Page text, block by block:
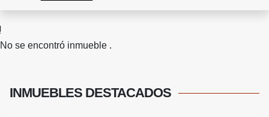
No se encontró inmueble .
INMUEBLES DESTACADOS